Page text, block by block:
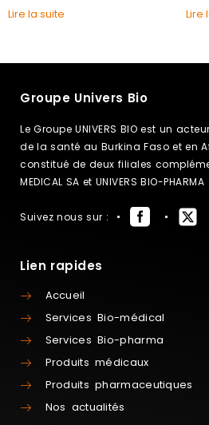
Lire la suite
Lire
Groupe Univers Bio
Le Groupe UNIVERS BIO est un
de la santé au Burkina Faso et en
constitué de deux filiales
MEDICAL SA et UNIVERS BIO-PHARMA
Suivez nous sur :
Lien rapides
Accueil
Services Bio-médical
Services Bio-pharma
Produits médicaux
Produits pharmaceutiques
Nos actualités